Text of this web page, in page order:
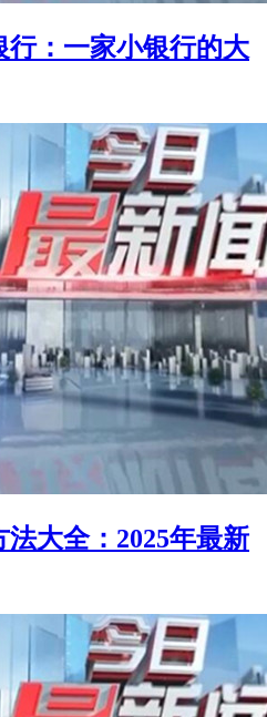
行：一家小银行的大
大全：2025年最新